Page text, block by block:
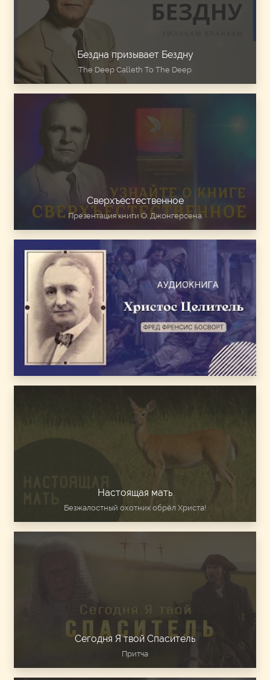
Бездна призывает Бездну
The Deep Calleth To The Deep
Сверхъестественное
Презентация книги О. Джонгерсена
Ф.Ф. Босворт - аудиокнига
Настоящая мать
Безжалостный охотник обрёл Христа!
Сегодня Я твой Спаситель
Притча